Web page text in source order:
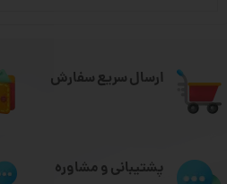
ارسال سریع سفارش
پشتیبانی و مشاوره